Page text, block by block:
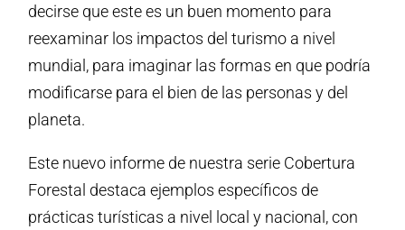
decirse que este es un buen momento para
reexaminar los impactos del turismo a nivel
mundial, para imaginar las formas en que podría
modificarse para el bien de las personas y del
planeta.
Este nuevo informe de nuestra serie Cobertura
Forestal destaca ejemplos específicos de
prácticas turísticas a nivel local y nacional, con